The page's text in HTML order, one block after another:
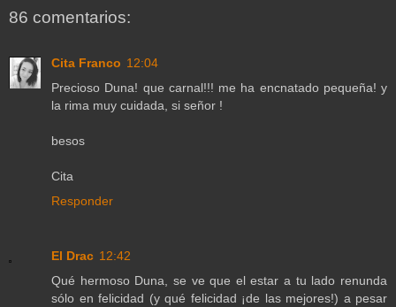
86 comentarios:
Cita Franco 12:04
Precioso Duna! que carnal!!! me ha encnatado pequeña! y
la rima muy cuidada, si señor !
besos
Cita
Responder
El Drac 12:42
Qué hermoso Duna, se ve que el estar a tu lado renunda
sólo en felicidad (y qué felicidad ¡de las mejores!) a pesar